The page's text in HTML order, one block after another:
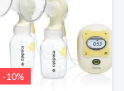
-10%